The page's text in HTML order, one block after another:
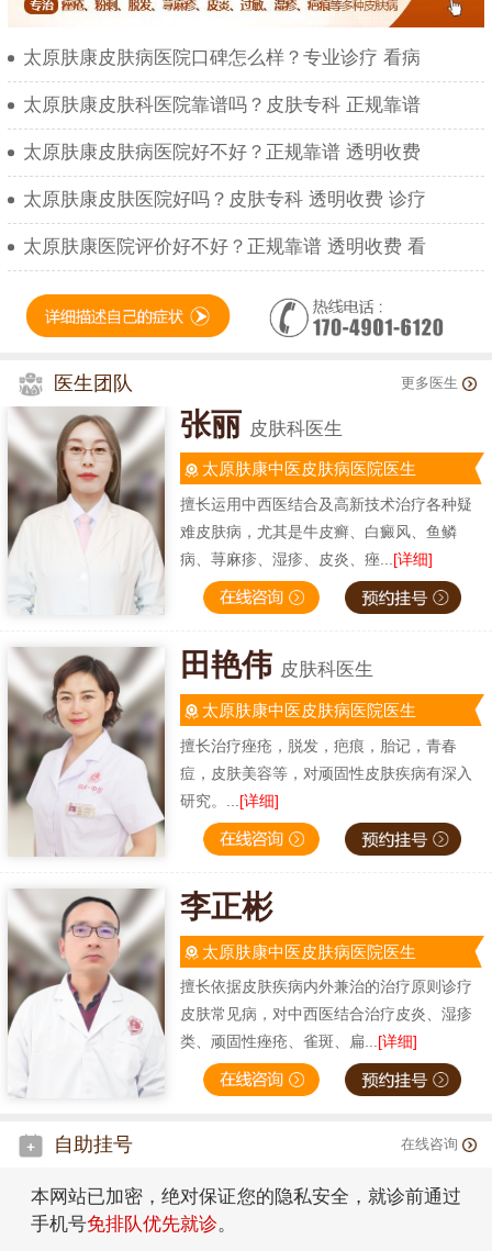
太原肤康皮肤病医院口碑怎么样？专业诊疗 看病
太原肤康皮肤科医院靠谱吗？皮肤专科 正规靠谱
太原肤康皮肤病医院好不好？正规靠谱 透明收费
太原肤康皮肤医院好吗？皮肤专科 透明收费 诊疗
太原肤康医院评价好不好？正规靠谱 透明收费 看
医生团队 更多医生
张丽 皮肤科医生
太原肤康中医皮肤病医院医生
擅长运用中西医结合及高新技术治疗各种疑
难皮肤病，尤其是牛皮癣、白癜风、鱼鳞
病、荨麻疹、湿疹、皮炎、痤... [详细]
田艳伟 皮肤科医生
太原肤康中医皮肤病医院医生
擅长治疗痤疮，脱发，疤痕，胎记，青春
痘，皮肤美容等，对顽固性皮肤疾病有深入
研究。... [详细]
李正彬
太原肤康中医皮肤病医院医生
擅长依据皮肤疾病内外兼治的治疗原则诊疗
皮肤常见病，对中西医结合治疗皮炎、湿疹
类、顽固性痤疮、雀斑、扁...[详细]
自助挂号 在线咨询
本网站已加密，绝对保证您的隐私安全，就诊前通过
手机号免排队优先就诊。